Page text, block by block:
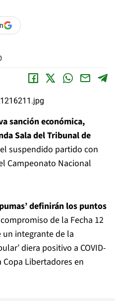
sanción económica,
Sala del Tribunal de
suspendido partido con
Campeonato Nacional
definirán los puntos
de la Fecha 12
integrante de la
diera positivo a COVID-
Copa Libertadores en